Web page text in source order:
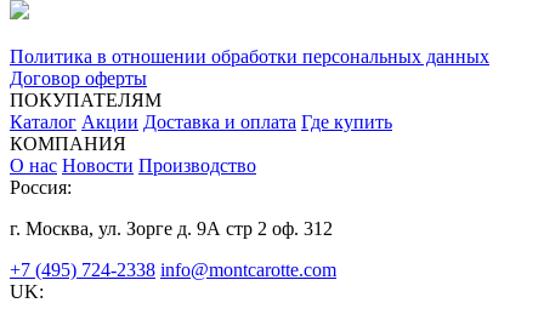
Политика в отношении обработки персональных данных
Договор оферты
ПОКУПАТЕЛЯМ
Каталог Акции Доставка и оплата Где купить
КОМПАНИЯ
О нас Новости Производство
Россия:
г. Москва, ул. Зорге д. 9А стр 2 оф. 312
+7 (495) 724-2338 info@montcarotte.com
UK: